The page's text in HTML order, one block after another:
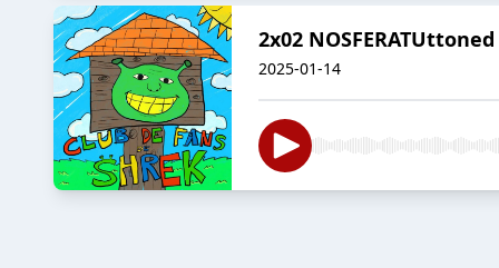
2x02
2025-01-14